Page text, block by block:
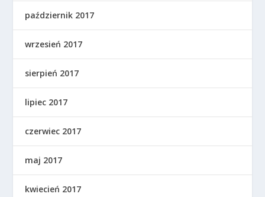
październik 2017
wrzesień 2017
sierpień 2017
lipiec 2017
czerwiec 2017
maj 2017
kwiecień 2017